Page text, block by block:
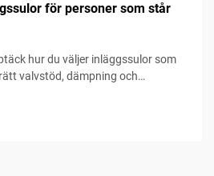
för personer som står
hur du väljer inläggssulor som
valvstöd, dämpning och